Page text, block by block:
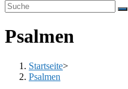
umschalten
Psalmen
Startseite>
Psalmen